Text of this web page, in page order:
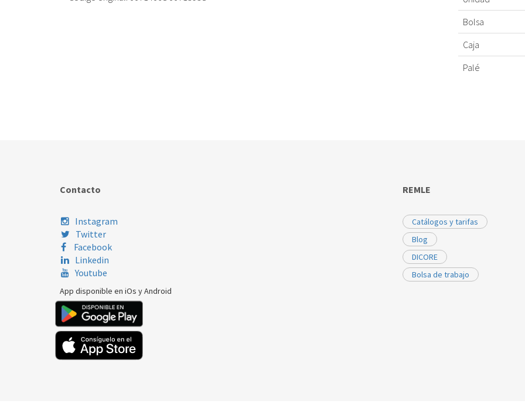
Bolsa
Caja
Palé
Contacto
Instagram
Twitter
Facebook
Linkedin
Youtube
App disponible en iOs y Android
REMLE
Catálogos y tarifas
Blog
DICORE
Bolsa de trabajo